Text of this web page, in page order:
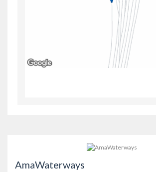
AmaWaterways